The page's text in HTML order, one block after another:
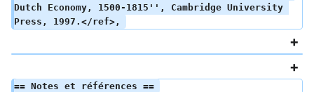
Dutch Economy, 1500-1815'', Cambridge University
Press, 1997.</ref>,
== Notes et références ==